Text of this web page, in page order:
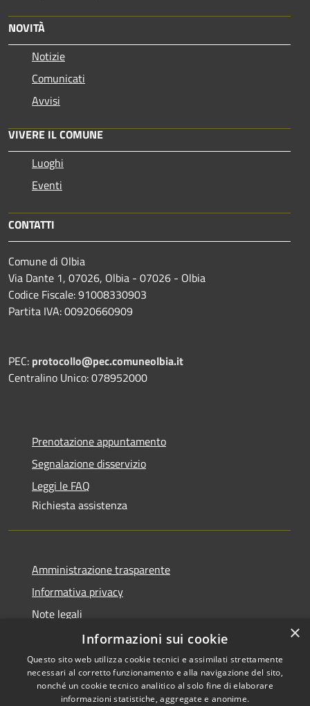
NOVITÀ
Notizie
Comunicati
Avvisi
VIVERE IL COMUNE
Luoghi
Eventi
CONTATTI
Comune di Olbia
Via Dante 1, 07026, Olbia - 07026 - Olbia
Codice Fiscale: 91008330903
Partita IVA: 00920660909
PEC: protocollo@pec.comuneolbia.it
Centralino Unico: 078952000
Prenotazione appuntamento
Segnalazione disservizio
Leggi le FAQ
Richiesta assistenza
Amministrazione trasparente
Informativa privacy
Note legali
Dichiarazione di accessibilità
×
Informazioni sui cookie
Questo sito web utilizza cookie tecnici e assimilati strettamente
necessari al corretto funzionamento e alla navigazione del sito,
nonché un cookie tecnico analitico al solo fine di elaborare
informazioni statistiche, aggregate e anonime.